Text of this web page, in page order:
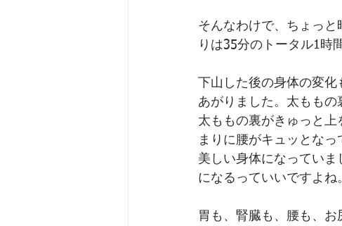
そんなわけで、ちょっ
りは35分のトータル1時
下山した後の身体の変
あがりました。太もも
太ももの裏がきゅっと
まりに腰がキュッとな
美しい身体になってい
になるっていいですよね
胃も、腎臓も、腰も、